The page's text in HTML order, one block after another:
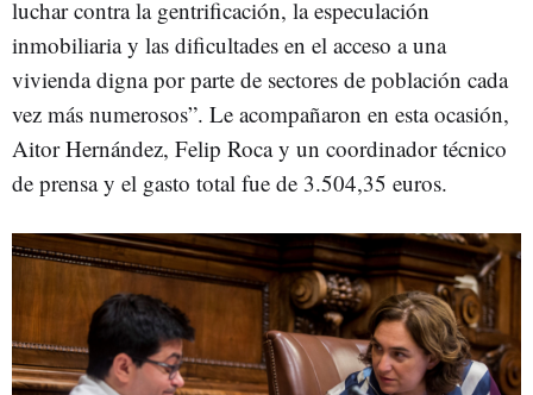
luchar contra la gentrificación, la especulación
inmobiliaria y las dificultades en el acceso a una
vivienda digna por parte de sectores de población cada
vez más numerosos”. Le acompañaron en esta ocasión,
Aitor Hernández, Felip Roca y un coordinador técnico
de prensa y el gasto total fue de 3.504,35 euros.